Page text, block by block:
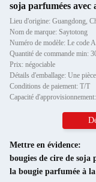
soja parfumées
Lieu d'origine: Guangdong,
Nom de marque: Saytotong
Numéro de modèle: Le code
Quantité de commande min:
Prix: négociable
Détails d'emballage: Une
Conditions de paiement: T/T
Capacité
Mettre en évidence:
bougies de cire de soja
la bougie parfumée à